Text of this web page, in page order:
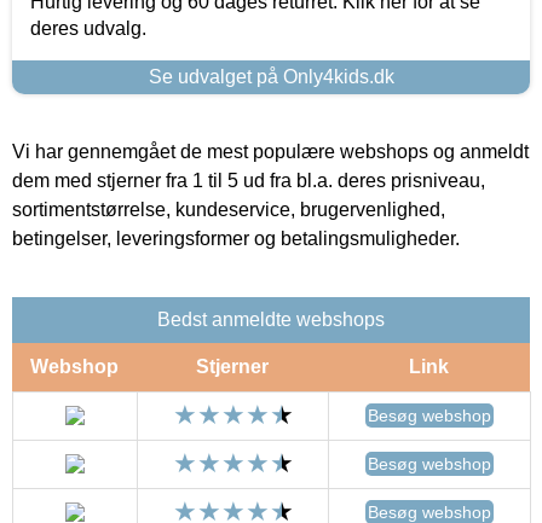
deres udvalg.
Se udvalget på Only4kids.dk
Vi har gennemgået de mest populære webshops og anmeldt
dem med stjerner fra 1 til 5 ud fra bl.a. deres prisniveau,
sortimentstørrelse, kundeservice, brugervenlighed,
betingelser, leveringsformer og betalingsmuligheder.
Bedst anmeldte webshops
Webshop Stjerner Link
Besøg webshop
Besøg webshop
Besøg webshop